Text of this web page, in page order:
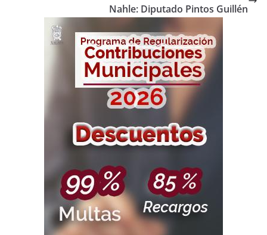
Nahle: Diputado Pintos Guillén